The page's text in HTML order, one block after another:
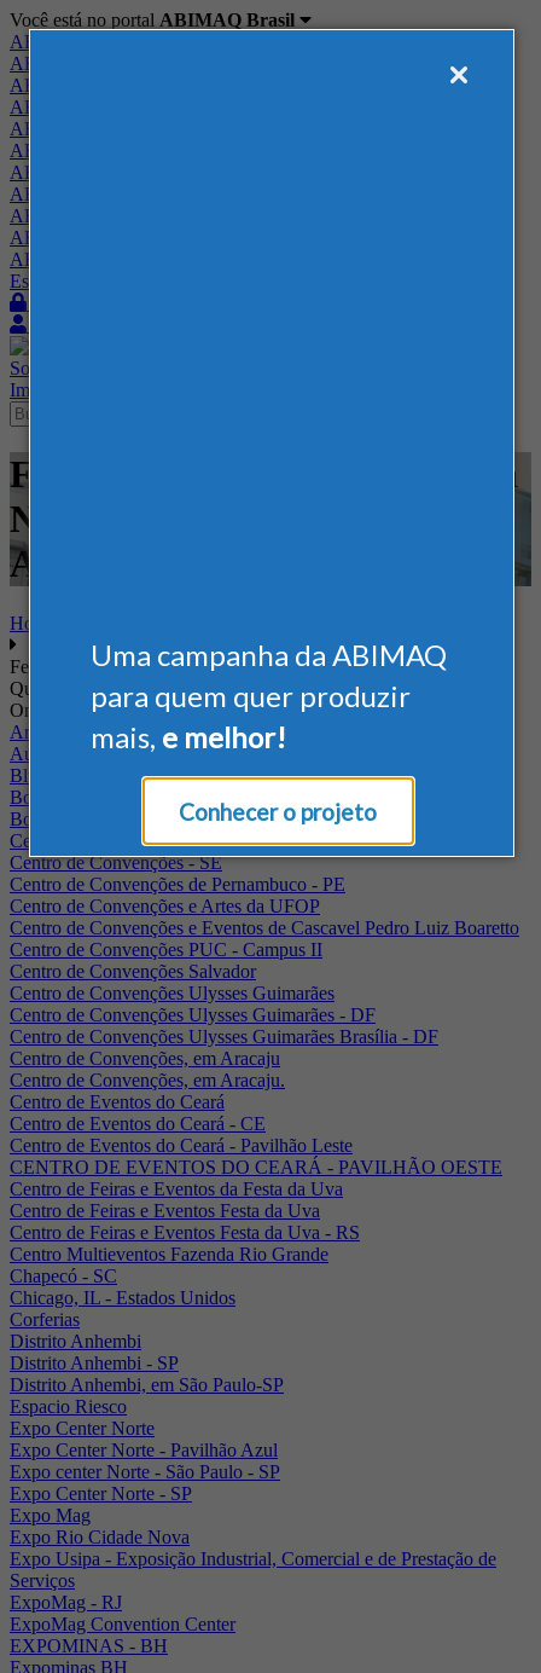
Uma campanha da ABIMAQ
para quem quer produzir
mais, e melhor!
Conhecer o projeto
Você está no portal ABIMAQ Brasil
ABIMAQ Brasil
ABIMAQ Minas Gerais
ABIMAQ Norte-Nordeste
ABIMAQ Paraná
ABIMAQ Piracicaba
ABIMAQ Ribeirão Preto
ABIMAQ Rio de Janeiro
ABIMAQ Rio Grande do Sul
ABIMAQ Santa Catarina
ABIMAQ São Paulo
ABIMAQ Vale do Paraíba
Escritório de Relações Governamentais
Sobre
Imprensa
Feiras - Blumenau - SC - Feira
Nacional - Movimentação e
Armazenagem
Home
Feiras
Quando
Onde
Arena Jaguariuna
Auditório Albano Franco - FIEPA
Blumenau - SC
BolognaFiere
Boulevard Olimpico - RJ
Centro Internacional de Convenções do Brasil, em Brasília
Centro de Convenções - SE
Centro de Convenções de Pernambuco - PE
Centro de Convenções e Artes da UFOP
Centro de Convenções e Eventos de Cascavel Pedro Luiz Boaretto
Centro de Convenções PUC - Campus II
Centro de Convenções Salvador
Centro de Convenções Ulysses Guimarães
Centro de Convenções Ulysses Guimarães - DF
Centro de Convenções Ulysses Guimarães Brasília - DF
Centro de Convenções, em Aracaju
Centro de Convenções, em Aracaju.
Centro de Eventos do Ceará
Centro de Eventos do Ceará - CE
Centro de Eventos do Ceará - Pavilhão Leste
CENTRO DE EVENTOS DO CEARÁ - PAVILHÃO OESTE
Centro de Feiras e Eventos da Festa da Uva
Centro de Feiras e Eventos Festa da Uva
Centro de Feiras e Eventos Festa da Uva - RS
Centro Multieventos Fazenda Rio Grande
Chapecó - SC
Chicago, IL - Estados Unidos
Corferias
Distrito Anhembi
Distrito Anhembi - SP
Distrito Anhembi, em São Paulo-SP
Espacio Riesco
Expo Center Norte
Expo Center Norte - Pavilhão Azul
Expo center Norte - São Paulo - SP
Expo Center Norte - SP
Expo Mag
Expo Rio Cidade Nova
Expo Usipa - Exposição Industrial, Comercial e de Prestação de
Serviços
ExpoMag - RJ
ExpoMag Convention Center
EXPOMINAS - BH
Expominas BH